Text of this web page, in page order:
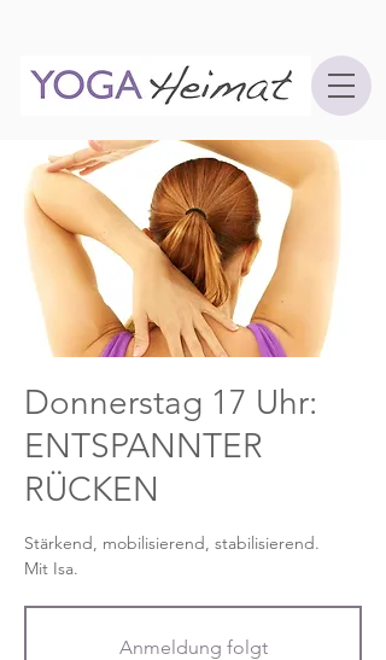
Donnerstag 17 Uhr:
ENTSPANNTER
RÜCKEN
Stärkend, mobilisierend, stabilisierend.
Mit Isa.
Anmeldung folgt